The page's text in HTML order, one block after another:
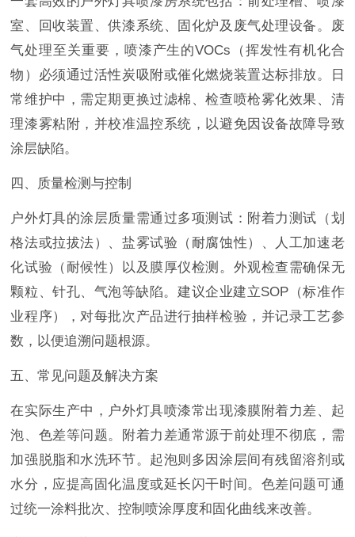
室、回收装置、供漆系统、固化炉及废气处理设备。废
气处理至关重要，喷漆产生的VOCs（挥发性有机化合
物）必须通过活性炭吸附或催化燃烧装置达标排放。日
常维护中，需定期更换过滤棉、检查喷枪雾化效果、清
理漆雾粘附，并校准温控系统，以避免因设备故障导致
涂层缺陷。
四、质量检测与控制
户外灯具的涂层质量需通过多项测试：附着力测试（划
格法或拉拔法）、盐雾试验（耐腐蚀性）、人工加速老
化试验（耐候性）以及膜厚仪检测。外观检查需确保无
颗粒、针孔、气泡等缺陷。建议企业建立SOP（标准作
业程序），对每批次产品进行抽样检验，并记录工艺参
数，以便追溯问题根源。
五、常见问题及解决方案
在实际生产中，户外灯具喷漆常出现漆膜附着力差、起
泡、色差等问题。附着力差通常源于前处理不彻底，需
加强脱脂和水洗环节。起泡则多因涂层间有残留溶剂或
水分，应提高固化温度或延长闪干时间。色差问题可通
过统一涂料批次、控制喷涂厚度和固化曲线来改善。